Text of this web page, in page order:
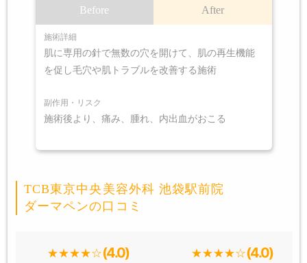
Before After
施術詳細
肌に専用の針で無数の穴を開けて、肌の再生機能
を促し毛穴や肌トラブルを改善する施術
副作用・リスク
施術後より、痛み、腫れ、内出血がおこる
TCB東京中央美容外科 池袋駅前院
ダーマペンの口コミ
(4.0) (4.0)